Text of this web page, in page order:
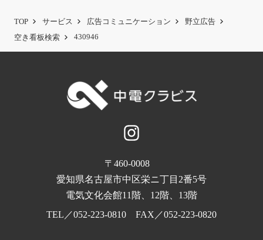
TOP サービス 広告コミュニケーション
野立広告
空き看板検索
430946
〒460-0008
愛知県名古屋市中区栄ニ丁目2番5号
電気文化会館11階、12階、13階
TEL／052-223-0810 FAX／052-223-0820